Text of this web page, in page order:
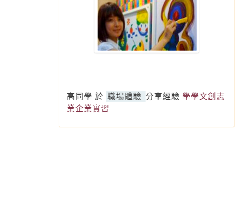
高同學 於 職場體驗 分享經驗 學學文創志
業企業實習